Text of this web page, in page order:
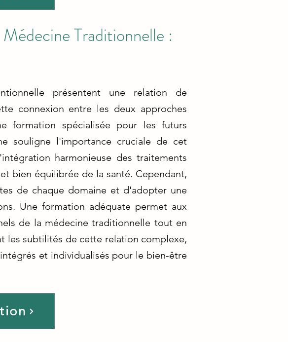
Traditionnelle :
présentent une relation de
connexion entre les deux approches
formation spécialisée pour les futurs
souligne l'importance cruciale de cet
harmonieuse des traitements
bien équilibrée de la santé. Cependant,
de chaque domaine et d'adopter une
Une formation adéquate permet aux
de la médecine traditionnelle tout en
les subtilités de cette relation complexe,
et individualisés pour le bien-être